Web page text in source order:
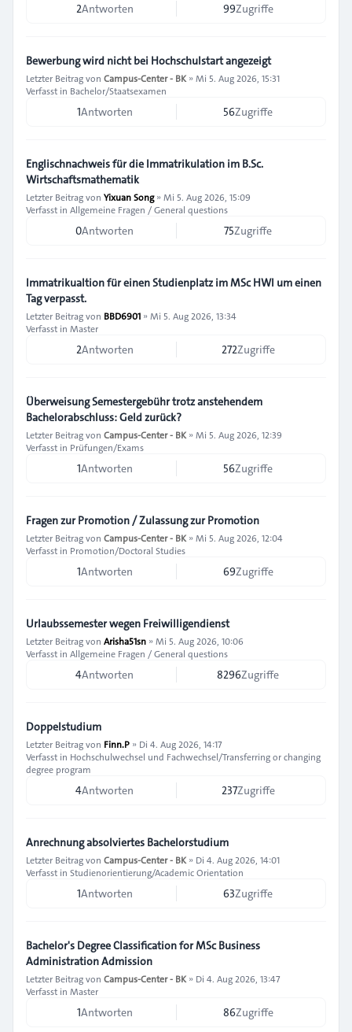
2Antworten 99Zugriffe
Bewerbung wird nicht bei Hochschulstart angezeigt
Letzter Beitrag von Campus-Center - BK» Mi 5. Aug 2026, 15:31
Verfasst in Bachelor/Staatsexamen
1Antworten 56Zugriffe
Englischnachweis für die Immatrikulation im B.Sc.
Wirtschaftsmathematik
Letzter Beitrag von Yixuan Song» Mi 5. Aug 2026, 15:09
Verfasst in Allgemeine Fragen / General questions
0Antworten 75Zugriffe
Immatrikualtion für einen Studienplatz im MSc HWI um einen
Tag verpasst.
Letzter Beitrag von BBD6901 » Mi 5. Aug 2026, 13:34
Verfasst in Master
2Antworten 272Zugriffe
Überweisung Semestergebühr trotz anstehendem
Bachelorabschluss: Geld zurück?
Letzter Beitrag von Campus-Center - BK» Mi 5. Aug 2026, 12:39
Verfasst in Prüfungen/Exams
1Antworten 56Zugriffe
Fragen zur Promotion / Zulassung zur Promotion
Letzter Beitrag von Campus-Center - BK» Mi 5. Aug 2026, 12:04
Verfasst in Promotion/Doctoral Studies
1Antworten 69Zugriffe
Urlaubssemester wegen Freiwilligendienst
Letzter Beitrag von Arisha51sn » Mi 5. Aug 2026, 10:06
Verfasst in Allgemeine Fragen / General questions
4Antworten 8296Zugriffe
Doppelstudium
Letzter Beitrag von Finn.P » Di 4. Aug 2026, 14:17
Verfasst in Hochschulwechsel und Fachwechsel/Transferring or changing
degree program
4Antworten 237Zugriffe
Anrechnung absolviertes Bachelorstudium
Letzter Beitrag von Campus-Center - BK» Di 4. Aug 2026, 14:01
Verfasst in Studienorientierung/Academic Orientation
1Antworten 63Zugriffe
Bachelor's Degree Classification for MSc Business
Administration Admission
Letzter Beitrag von Campus-Center - BK» Di 4. Aug 2026, 13:47
Verfasst in Master
1Antworten 86Zugriffe